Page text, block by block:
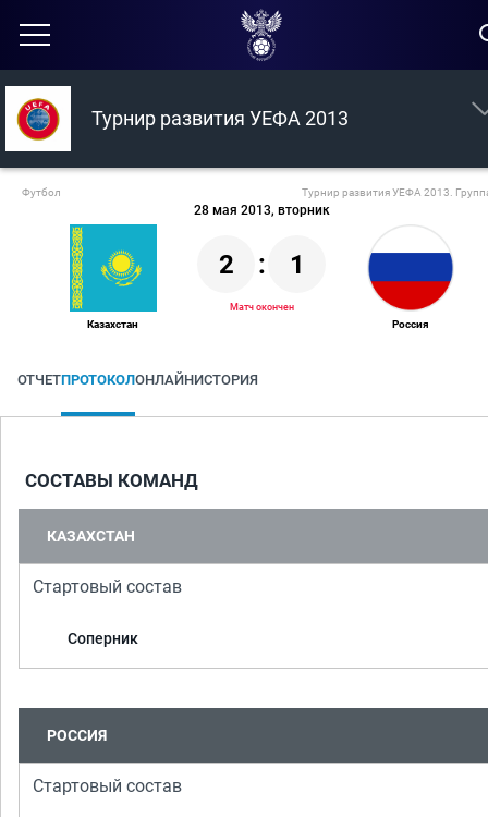
Турнир развития УЕФА 2013
Футбол
28 мая 2013, вторник
Турнир развития УЕФА 2013.
Казахстан
2 : 1
Матч окончен
Россия
ОТЧЕТПРОТОКОЛОНЛАЙНИСТОРИЯ
СОСТАВЫ КОМАНД
КАЗАХСТАН
Стартовый состав
Соперник
РОССИЯ
Стартовый состав